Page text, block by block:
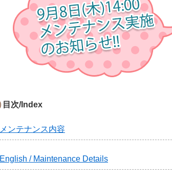
目次/Index
メンテナンス内容
English / Maintenance Details